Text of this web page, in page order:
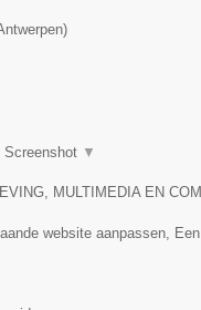
)
Screenshot ▼
MULTIMEDIA EN
website aanpassen,